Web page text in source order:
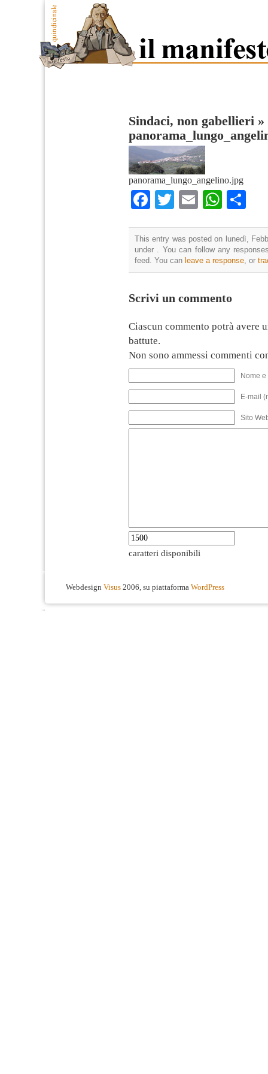
Sindaci, non gabellieri »
panorama_lungo_angelino.jpg
Facebook
TwitterEmail
This entry was posted on lunedì,
under . You can follow any
feed. You can leave a response, or
Scrivi un commento
Ciascun commento potrà avere
battute.
Non sono ammessi commenti
Nome
E-mail
Sito
caratteri disponibili
Webdesign Visus 2006, su piattaforma WordPress